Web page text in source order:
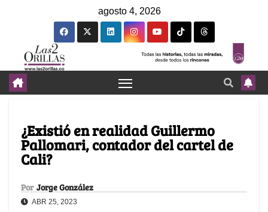
agosto 4, 2026
¿Existió en realidad Guillermo
Pallomari, contador del cartel de
Cali?
Por Jorge González
ABR 25, 2023